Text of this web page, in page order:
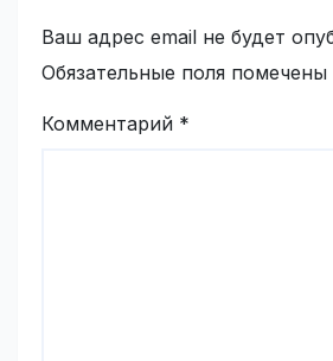
Ваш адрес email не будет
Обязательные поля помечены
Комментарий *